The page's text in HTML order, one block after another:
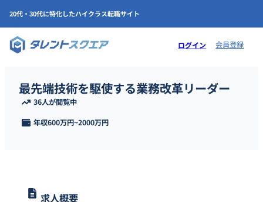
20代・30代に特化したハイクラス転職サイト
ログイン 会員登録
最先端技術を駆使する業務改革リーダー
36人が閲覧中
年収600万円~2000万円
求人概要